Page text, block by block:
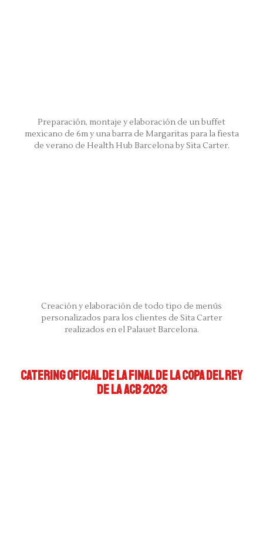
Preparación, montaje y elaboración de un buffet
mexicano de 6m y una barra de Margaritas para la fiesta
de verano de Health Hub Barcelona by Sita Carter.
Creación y elaboración de todo tipo de menús
personalizados para los clientes de Sita Carter
realizados en el Palauet Barcelona.
CATERING OFICIAL DE LA FINAL DE LA COPA DEL REY
DE LA ACB 2023